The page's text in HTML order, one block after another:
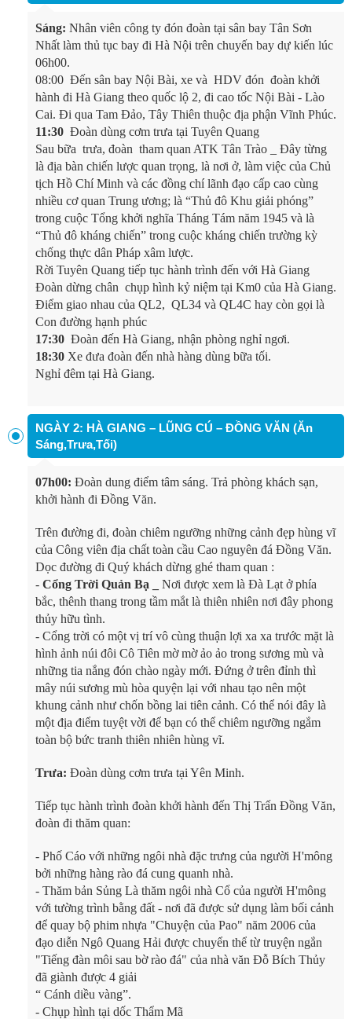
Sáng: Nhân viên công ty đón đoàn tại sân bay Tân Sơn
Nhất làm thủ tục bay đi Hà Nội trên chuyến bay dự kiến lúc
06h00.
08:00 Đến sân bay Nội Bài, xe và HDV đón đoàn khởi
hành đi Hà Giang theo quốc lộ 2, đi cao tốc Nội Bài - Lào
Cai. Đi qua Tam Đảo, Tây Thiên thuộc địa phận Vĩnh Phúc.
11:30 Đoàn dùng cơm trưa tại Tuyên Quang
Sau bữa trưa, đoàn tham quan ATK Tân Trào _ Đây từng
là địa bàn chiến lược quan trọng, là nơi ở, làm việc của Chủ
tịch Hồ Chí Minh và các đồng chí lãnh đạo cấp cao cùng
nhiều cơ quan Trung ương; là “Thủ đô Khu giải phóng”
trong cuộc Tổng khởi nghĩa Tháng Tám năm 1945 và là
“Thủ đô kháng chiến” trong cuộc kháng chiến trường kỳ
chống thực dân Pháp xâm lược.
Rời Tuyên Quang tiếp tục hành trình đến với Hà Giang
Đoàn dừng chân chụp hình kỷ niệm tại Km0 của Hà Giang.
Điểm giao nhau của QL2, QL34 và QL4C hay còn gọi là
Con đường hạnh phúc
17:30 Đoàn đến Hà Giang, nhận phòng nghỉ ngơi.
18:30 Xe đưa đoàn đến nhà hàng dùng bữa tối.
Nghỉ đêm tại Hà Giang.
NGÀY 2: HÀ GIANG – LŨNG CÚ – ĐỒNG VĂN (Ăn
Sáng,Trưa,Tối)
07h00: Đoàn dung điểm tâm sáng. Trả phòng khách sạn,
khởi hành đi Đồng Văn.
Trên đường đi, đoàn chiêm ngưỡng những cảnh đẹp hùng vĩ
của Công viên địa chất toàn cầu Cao nguyên đá Đồng Văn.
Dọc đường đi Quý khách dừng ghé tham quan :
- Cổng Trời Quản Bạ _
Nơi được xem là Đà Lạt ở phía
bắc, thênh thang trong tầm mắt là thiên nhiên nơi đây phong
thủy hữu tình.
- Cổng trời có một vị trí vô cùng thuận lợi xa xa trước mặt là
hình ảnh núi đôi Cô Tiên mờ mờ ảo ảo trong sương mù và
những tia nắng đón chào ngày mới. Đứng ở trên đỉnh thì
mây núi sương mù hòa quyện lại với nhau tạo nên một
khung cảnh như chốn bồng lai tiên cảnh. Có thể nói đây là
một địa điểm tuyệt vời để bạn có thể chiêm ngưỡng ngắm
toàn bộ bức tranh thiên nhiên hùng vĩ.
Trưa: Đoàn dùng cơm trưa tại Yên Minh.
Tiếp tục hành trình đoàn khởi hành đến Thị Trấn Đồng Văn,
đoàn đi thăm quan:
- Phố Cáo với những ngôi nhà đặc trưng của người H'mông
bởi những hàng rào đá cung quanh nhà.
- Thăm bản Sủng Là thăm ngôi nhà Cổ của người H'mông
với tường trình bằng đất - nơi đã được sử dụng làm bối cảnh
để quay bộ phim nhựa "Chuyện của Pao" năm 2006 của
đạo diễn Ngô Quang Hải được chuyển thể từ truyện ngắn
"Tiếng đàn môi sau bờ rào đá" của nhà văn Đỗ Bích Thủy
đã giành được 4 giải
“ Cánh diều vàng”.
- Chụp hình tại dốc Thẩm Mã